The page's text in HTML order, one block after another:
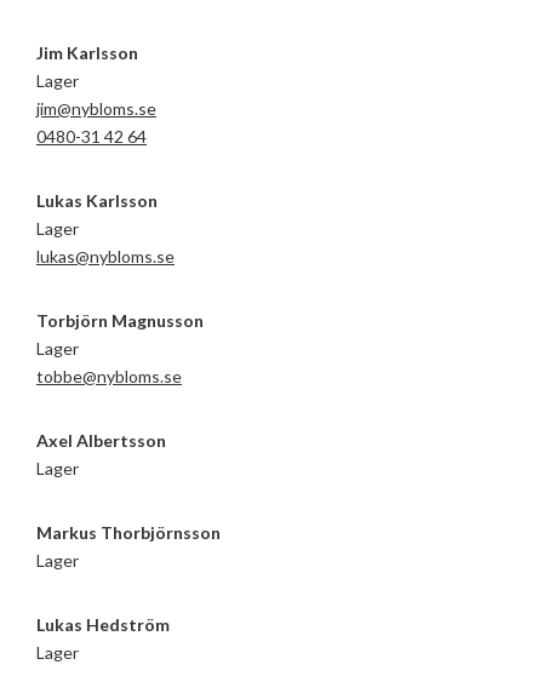
Jim Karlsson
Lager
jim@nybloms.se
0480-31 42 64
Lukas Karlsson
Lager
lukas@nybloms.se
Torbjörn Magnusson
Lager
tobbe@nybloms.se
Axel Albertsson
Lager
Markus Thorbjörnsson
Lager
Lukas Hedström
Lager